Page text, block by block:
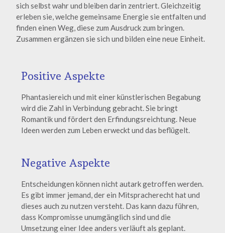
sich selbst wahr und bleiben darin zentriert. Gleichzeitig
erleben sie, welche gemeinsame Energie sie entfalten und
finden einen Weg, diese zum Ausdruck zum bringen.
Zusammen ergänzen sie sich und bilden eine neue Einheit.
Positive Aspekte
Phantasiereich und mit einer künstlerischen Begabung
wird die Zahl in Verbindung gebracht. Sie bringt
Romantik und fördert den Erfindungsreichtung. Neue
Ideen werden zum Leben erweckt und das beflügelt.
Negative Aspekte
Entscheidungen können nicht autark getroffen werden.
Es gibt immer jemand, der ein Mitspracherecht hat und
dieses auch zu nutzen versteht. Das kann dazu führen,
dass Kompromisse unumgänglich sind und die
Umsetzung einer Idee anders verläuft als geplant.